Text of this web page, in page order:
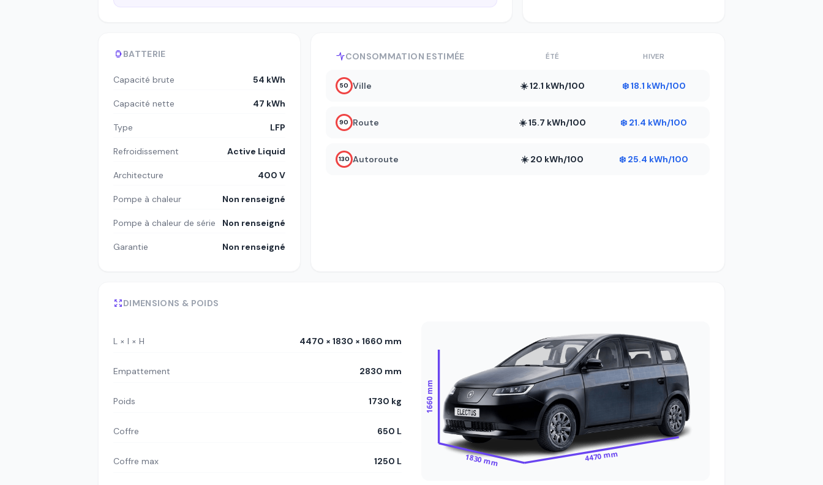
BATTERIE
Capacité brute 54 kWh
Capacité nette 47 kWh
Type LFP
Refroidissement Active Liquid
Architecture 400 V
Pompe à chaleur Non renseigné
Pompe à chaleur de série Non renseigné
Garantie Non renseigné
CONSOMMATION ESTIMÉE ÉTÉ HIVER
50 Ville ☀️ 12.1 kWh/100 ❄️ 18.1 kWh/100
90 Route ☀️ 15.7 kWh/100 ❄️ 21.4 kWh/100
130 Autoroute ☀️ 20 kWh/100 ❄️ 25.4 kWh/100
DIMENSIONS & POIDS
L × l × H 4470 × 1830 × 1660 mm
Empattement 2830 mm
Poids 1730 kg
Coffre 650 L
Coffre max 1250 L
1660 mm
1830 mm 4470 mm